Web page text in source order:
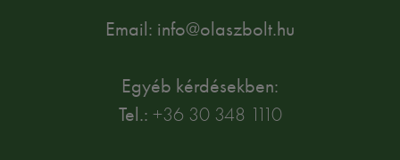
Email: info@olaszbolt.hu
Egyéb kérdésekben:
Tel.: +36 30 348 1110